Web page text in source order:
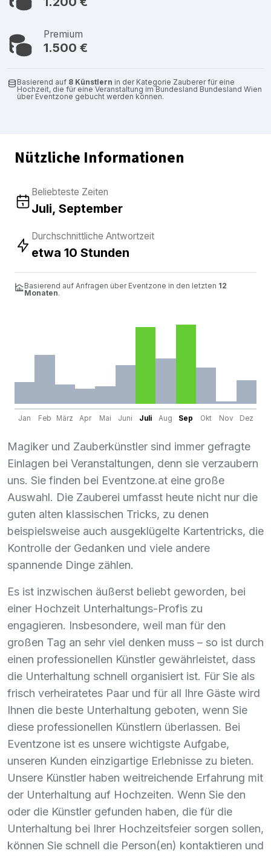
Premium
1.500 €
Basierend auf 8 Künstlern in der Kategorie Zauberer für eine
Hochzeit, die für eine Veranstaltung im Bundesland Bundesland Wien
über Eventzone gebucht werden können.
Nützliche Informationen
Beliebteste Zeiten
Juli, September
Durchschnittliche Antwortzeit
etwa 10 Stunden
Basierend auf Anfragen über Eventzone in den letzten 12
Monaten.
Jan Feb März Apr Mai Juni Juli Aug Sep Okt Nov Dez
Magiker und Zauberkünstler sind immer gefragte
Einlagen bei Veranstaltungen, denn sie verzaubern
uns. Sie finden bei Eventzone.at eine große
Auswahl. Die Zauberei umfasst heute nicht nur die
guten alten klassischen Tricks, zu denen
beispielsweise auch ausgeklügelte Kartentricks, die
Kontrolle der Gedanken und viele andere
spannende Dinge zählen.
Es ist inzwischen äußerst beliebt geworden, bei
einer Hochzeit Unterhaltungs-Profis zu
engagieren. Insbesondere, weil man für den
großen Tag an sehr viel denken muss – so ist durch
einen professionellen Künstler gewährleistet, dass
die Unterhaltung schnell organisiert ist. Für Sie als
frisch verheiratetes Paar und für all Ihre Gäste wird
Ihnen die beste Unterhaltung geboten, wenn Sie
diese professionellen Künstlern überlassen. Bei
Eventzone ist es unsere wichtigste Aufgabe,
unseren Kunden einzigartige Erlebnisse zu bieten.
Unsere Künstler haben weitreichende Erfahrung mit
der Unterhaltung auf Hochzeiten. Wenn Sie den
oder die Künstler gefunden haben, die für die
Unterhaltung bei Ihrer Hochzeitsfeier sorgen sollen,
können Sie schnell die Person(en) kontaktieren und